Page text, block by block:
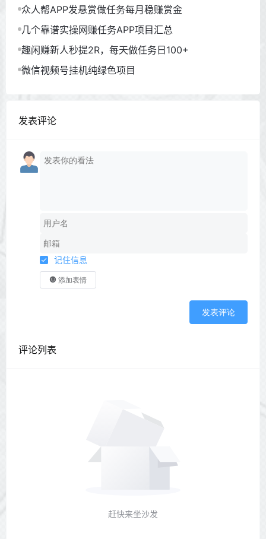
众人帮APP发悬赏做任务每月稳赚赏金
几个靠谱实操网赚任务APP项目汇总
趣闲赚新人秒提2R，每天做任务日100+
微信视频号挂机纯绿色项目
发表评论
记住信息
添加表情
发表评论
评论列表
赶快来坐沙发